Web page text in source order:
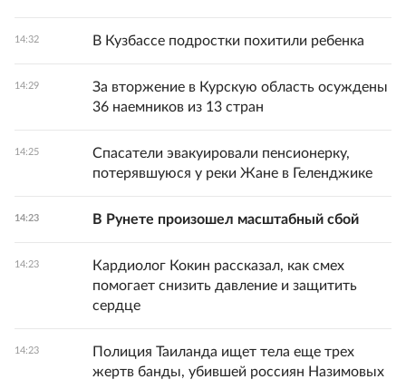
14:32 В Кузбассе подростки похитили ребенка
14:29
За вторжение в Курскую область осуждены
36 наемников из 13 стран
14:25
Спасатели эвакуировали пенсионерку,
потерявшуюся у реки Жане в Геленджике
14:23 В Рунете произошел масштабный сбой
14:23
Кардиолог Кокин рассказал, как смех
помогает снизить давление и защитить
сердце
14:23
Полиция Таиланда ищет тела еще трех
жертв банды, убившей россиян Назимовых